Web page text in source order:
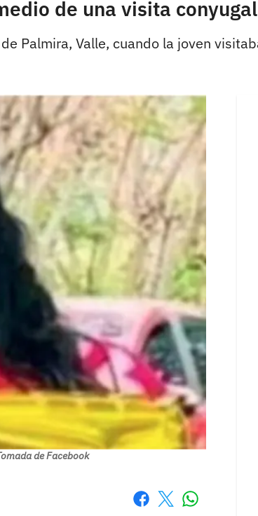
de una visita conyugal
Palmira, Valle, cuando la joven
de Facebook